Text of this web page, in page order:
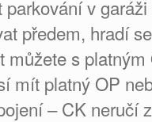
parkování v
předem, hradí
můžete s platným
mít platný OP
– CK neručí